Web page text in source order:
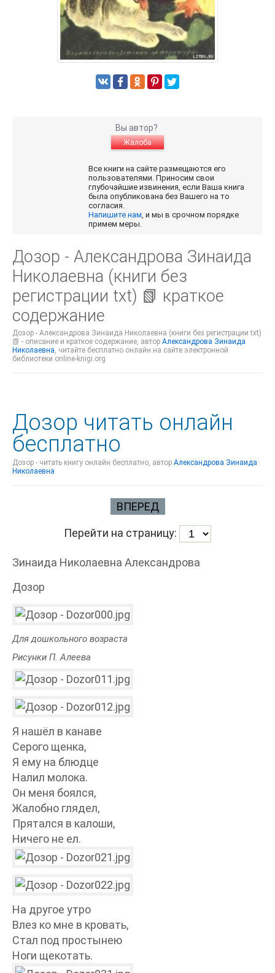
Вы автор?
Жалоба
Все книги на сайте размещаются его
пользователями. Приносим свои
глубочайшие извинения, если Ваша книга
была опубликована без Вашего на то
согласия.
Напишите нам, и мы в срочном порядке
примем меры.
Дозор - Александрова Зинаида
Николаевна (книги без
регистрации txt) 📗 краткое
содержание
Дозор - Александрова Зинаида Николаевна (книги без регистрации txt)
📗 - описание и краткое содержание, автор Александрова Зинаида
Николаевна, читайте бесплатно онлайн на сайте электронной
библиотеки online-knigi.org
Дозор читать онлайн
бесплатно
Дозор - читать книгу онлайн бесплатно, автор Александрова Зинаида
Николаевна
ВПЕРЕД
Перейти на страницу:
Зинаида Николаевна Александрова
Дозор
Для дошкольного возраста
Рисунки П. Алеева
Я нашёл в канаве
Серого щенка,
Я ему на блюдце
Налил молока.
Он меня боялся,
Жалобно глядел,
Прятался в калоши,
Ничего не ел.
На другое утро
Влез ко мне в кровать,
Стал под простынею
Ноги щекотать.